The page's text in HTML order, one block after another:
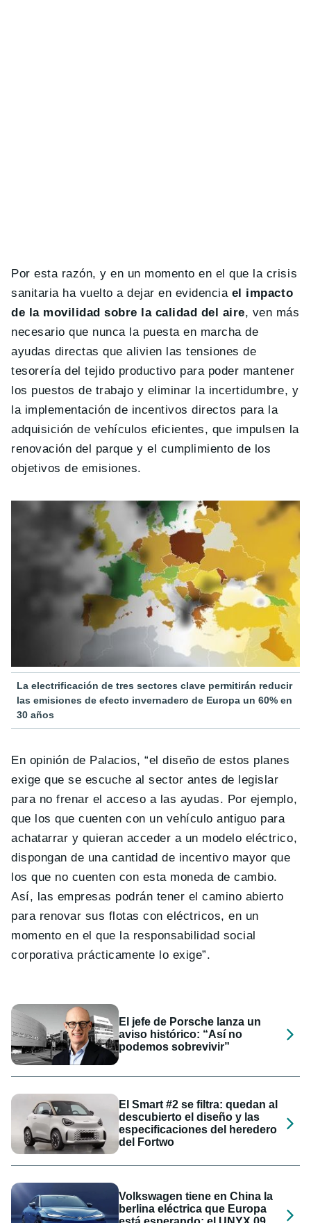
Por esta razón, y en un momento en el que la crisis
sanitaria ha vuelto a dejar en evidencia el impacto
de la movilidad sobre la calidad del aire, ven más
necesario que nunca la puesta en marcha de
ayudas directas que alivien las tensiones de
tesorería del tejido productivo para poder mantener
los puestos de trabajo y eliminar la incertidumbre, y
la implementación de incentivos directos para la
adquisición de vehículos eficientes, que impulsen la
renovación del parque y el cumplimiento de los
objetivos de emisiones.
La electrificación de tres sectores clave permitirán reducir
las emisiones de efecto invernadero de Europa un 60% en
30 años
En opinión de Palacios, “el diseño de estos planes
exige que se escuche al sector antes de legislar
para no frenar el acceso a las ayudas. Por ejemplo,
que los que cuenten con un vehículo antiguo para
achatarrar y quieran acceder a un modelo eléctrico,
dispongan de una cantidad de incentivo mayor que
los que no cuenten con esta moneda de cambio.
Así, las empresas podrán tener el camino abierto
para renovar sus flotas con eléctricos, en un
momento en el que la responsabilidad social
corporativa prácticamente lo exige”.
El jefe de Porsche lanza un
aviso histórico: “Así no
podemos sobrevivir”
El Smart #2 se filtra: quedan al
descubierto el diseño y las
especificaciones del heredero
del Fortwo
Volkswagen tiene en China la
berlina eléctrica que Europa